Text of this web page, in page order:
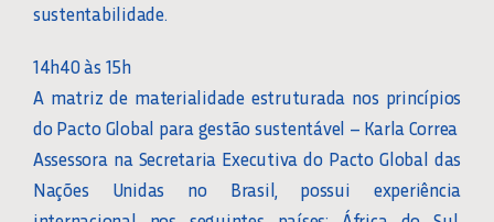
sustentabilidade.
14h40 às 15h
A matriz de materialidade estruturada nos princípios
do Pacto Global para gestão sustentável – Karla Correa
Assessora na Secretaria Executiva do Pacto Global das
Nações Unidas no Brasil, possui experiência